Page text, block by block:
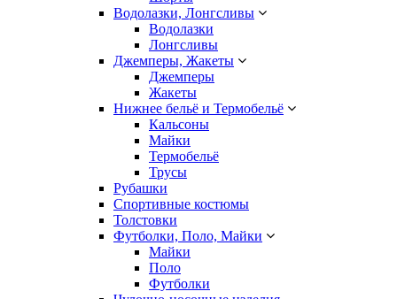
Водолазки, Лонгсливы
Водолазки
Лонгсливы
Джемперы, Жакеты
Джемперы
Жакеты
Нижнее бельё и Термобельё
Кальсоны
Майки
Термобельё
Трусы
Рубашки
Спортивные костюмы
Толстовки
Футболки, Поло, Майки
Майки
Поло
Футболки